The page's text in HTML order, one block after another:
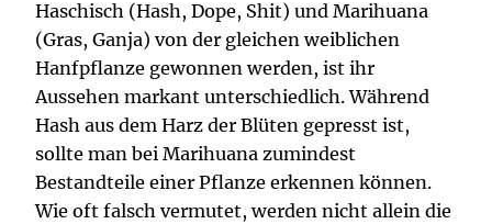
Haschisch (Hash, Dope, Shit) und Marihuana
(Gras, Ganja) von der gleichen weiblichen
Hanfpflanze gewonnen werden, ist ihr
Aussehen markant unterschiedlich. Während
Hash aus dem Harz der Blüten gepresst ist,
sollte man bei Marihuana zumindest
Bestandteile einer Pflanze erkennen können.
Wie oft falsch vermutet, werden nicht allein die